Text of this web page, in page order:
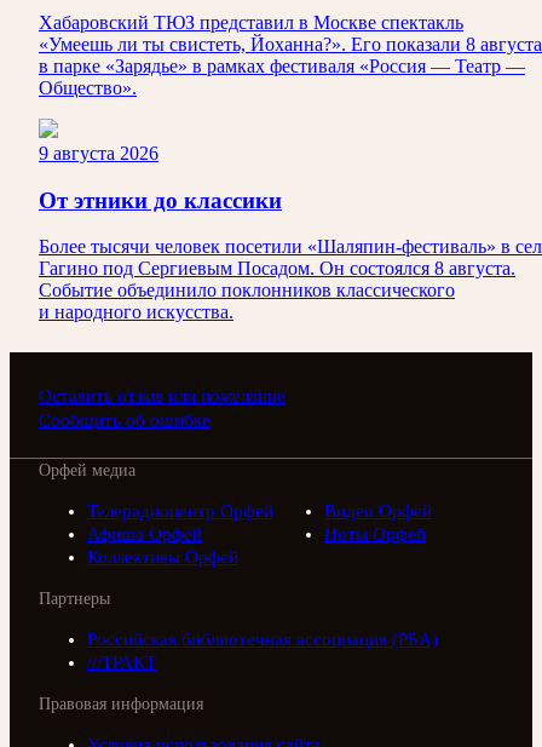
Хабаровский ТЮЗ представил в Москве спектакль
«Умеешь ли ты свистеть, Йоханна?». Его показали 8 августа
в парке «Зарядье» в рамках фестиваля «Россия — Театр —
Общество».
9 августа 2026
От этники до классики
Более тысячи человек посетили «Шаляпин-фестиваль» в
Гагино под Сергиевым Посадом. Он состоялся 8 августа.
Событие объединило поклонников классического
и народного искусства.
Оставить отзыв или пожелание
Сообщить об ошибке
Орфей медиа
Телерадиоцентр Орфей
Видео Орфей
Афиша Орфей
Ноты Орфей
Коллективы Орфей
Партнеры
Российская библиотечная ассоциация (РБА)
///ТРАКТ
Правовая информация